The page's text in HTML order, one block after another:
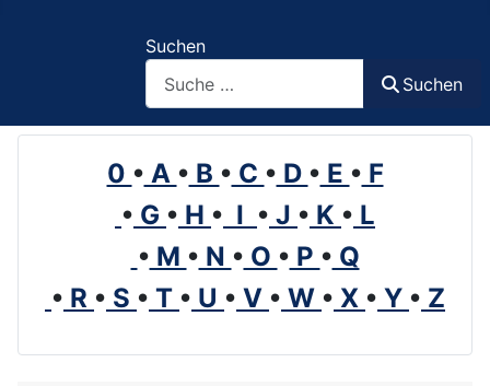
Suchen
Suchen
0 • A • B • C • D • E • F
• G • H • I • J • K • L
• M • N • O • P • Q
• R • S • T • U • V • W • X • Y • Z